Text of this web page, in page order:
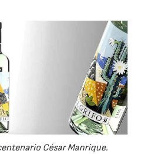
César Manrique.